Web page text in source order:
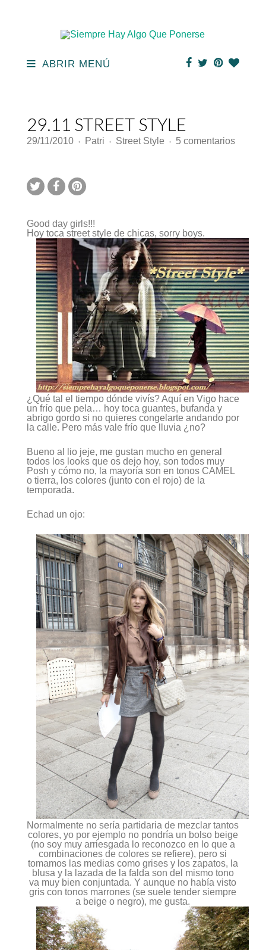
ABRIR MENÚ
29.11 STREET STYLE
29/11/2010 ♦ Patri ♦ Street Style ♦ 5 comentariosen
Good day girls!!!
Hoy toca street style de chicas, sorry boys.
¿Qué tal el tiempo dónde vivís? Aquí en Vigo hace
un frío que pela… hoy toca guantes, bufanda y
abrigo gordo si no quieres congelarte andando por
la calle. Pero más vale frío que lluvia ¿no?
Bueno al lio jeje, me gustan mucho en general
todos los looks que os dejo hoy, son todos muy
Posh y cómo no, la mayoría son en tonos CAMEL
o tierra, los colores (junto con el rojo) de la
temporada.
Echad un ojo:
Normalmente no sería partidaria de mezclar tantos
colores, yo por ejemplo no pondría un bolso beige
(no soy muy arriesgada lo reconozco en lo que a
combinaciones de colores se refiere), pero si
tomamos las medias como grises y los zapatos, la
blusa y la lazada de la falda son del mismo tono
va muy bien conjuntada. Y aunque no había visto
gris con tonos marrones (se suele tender siempre
a beige o negro), me gusta.